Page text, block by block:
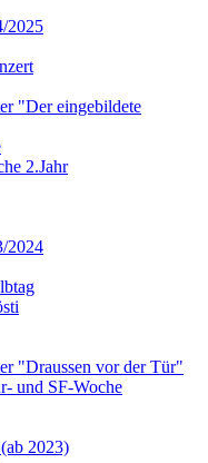
2025
"Der eingebildete
2.Jahr
2024
"Draussen vor der Tür"
und SF-Woche
2023)